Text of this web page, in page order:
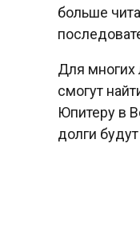
больше
Для многих
смогут
Юпитеру в
долги